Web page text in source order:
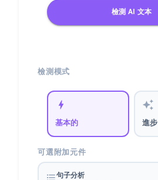
檢測 AI 文本
檢測模式
基本的 進步
可選附加元件
句子分析